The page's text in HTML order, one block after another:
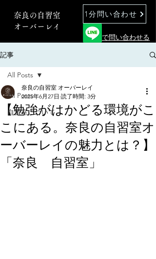
奈良の自習室
オーバーレイ
1分問い合わせ
で問い合わせる
記事
All Posts
自習室について
All Posts
【勉強がはかどる環境がこ
こにある。奈良の自習室オ
ーバーレイの魅力とは？】
「奈良 自習室」
奈良の自習室 オーバーレイ
2025年6月27日 読了時間: 3分